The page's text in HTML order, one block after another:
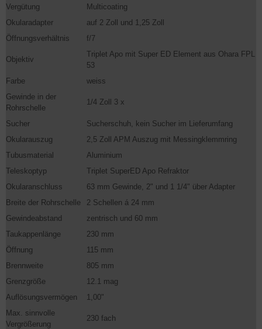
Vergütung
Multicoating
Okularadapter
auf 2 Zoll und 1,25 Zoll
Öffnungsverhältnis
f/7
Objektiv
Triplet Apo mit Super ED Element aus Ohara FPL
53
Farbe
weiss
Gewinde in der
Rohrschelle
1/4 Zoll 3 x
Sucher
Sucherschuh, kein Sucher im Lieferumfang
Okularauszug
2,5 Zoll APM Auszug mit Messingklemmring
Tubusmaterial
Aluminium
Teleskoptyp
Triplet SuperED Apo Refraktor
Okularanschluss
63 mm Gewinde, 2" und 1 1/4" über Adapter
Breite der Rohrschelle
2 Schellen á 24 mm
Gewindeabstand
zentrisch und 60 mm
Taukappenlänge
230 mm
Öffnung
115 mm
Brennweite
805 mm
Grenzgröße
12.1 mag
Auflösungsvermögen
1,00"
Max. sinnvolle
Vergrößerung
230 fach